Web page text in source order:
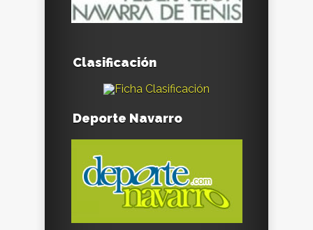
Clasificación
Deporte Navarro